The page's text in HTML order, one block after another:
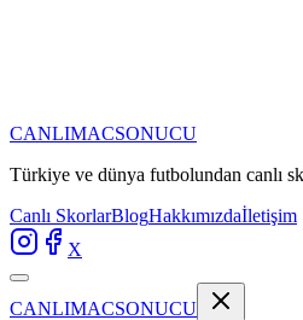
CANLIMACSONUCU
Türkiye ve dünya futbolundan canlı
Canlı SkorlarBlogHakkımızdaİletişim
X
CANLIMACSONUCU